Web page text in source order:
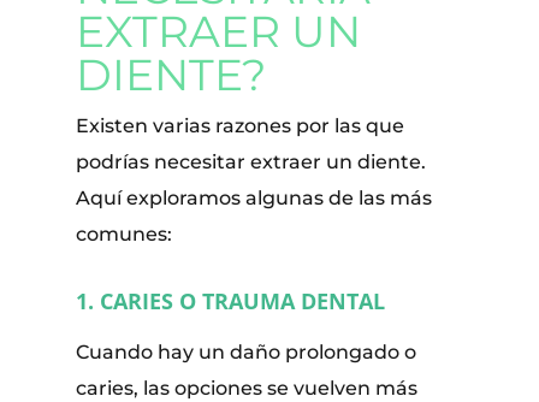
EXTRAER UN
DIENTE?
Existen varias razones por las que
podrías necesitar extraer un diente.
Aquí exploramos algunas de las más
comunes:
1. CARIES O TRAUMA DENTAL
Cuando hay un daño prolongado o
caries, las opciones se vuelven más